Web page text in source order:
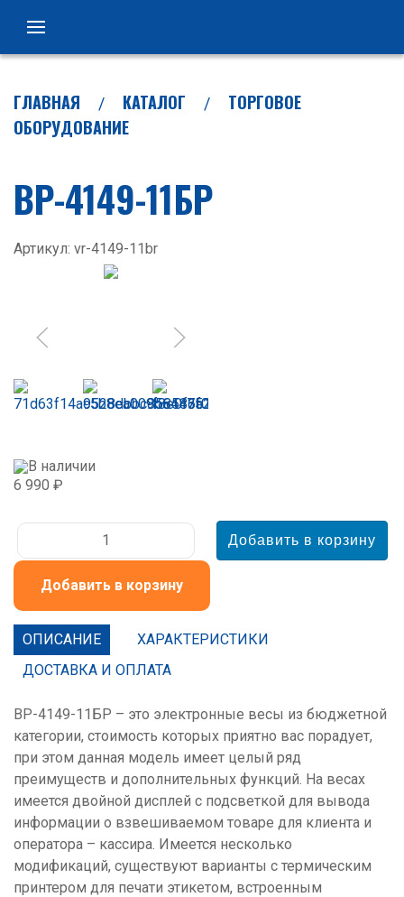
ГЛАВНАЯ КАТАЛОГ
ТОРГОВОЕ
ОБОРУДОВАНИЕ
ВР-4149-11БР
Артикул: vr-4149-11br
В наличии
6 990 ₽
Добавить в корзину
ОПИСАНИЕ
ХАРАКТЕРИСТИКИ
ДОСТАВКА И ОПЛАТА
ВР-4149-11БР – это электронные весы из бюджетной
категории, стоимость которых приятно вас порадует,
при этом данная модель имеет целый ряд
преимуществ и дополнительных функций. На весах
имеется двойной дисплей с подсветкой для вывода
информации о взвешиваемом товаре для клиента и
оператора – кассира. Имеется несколько
модификаций, существуют варианты с термическим
принтером для печати этикетом, встроенным